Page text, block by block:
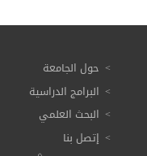
حول الجامعة
البرامج الدراسية
البحث العلمي
إتصل بنا